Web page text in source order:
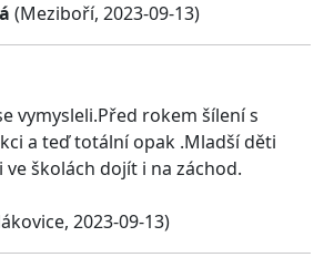
(Meziboří, 2023-09-13)
vymysleli.Před rokem šílení s
a teď totální opak .Mladší děti
školách dojít i na záchod.
2023-09-13)